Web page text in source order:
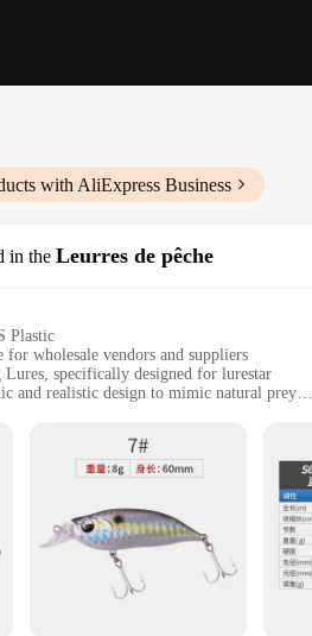
with AliExpress Business
in the Leurres de pêche
Plastic
wholesale vendors and suppliers
specifically designed for lurestar
and realistic design to mimic natural prey
in a variety of sets for sale
is a must-have for any avid angler
the natural prey of various fish
comfortable grip, allowing for extended